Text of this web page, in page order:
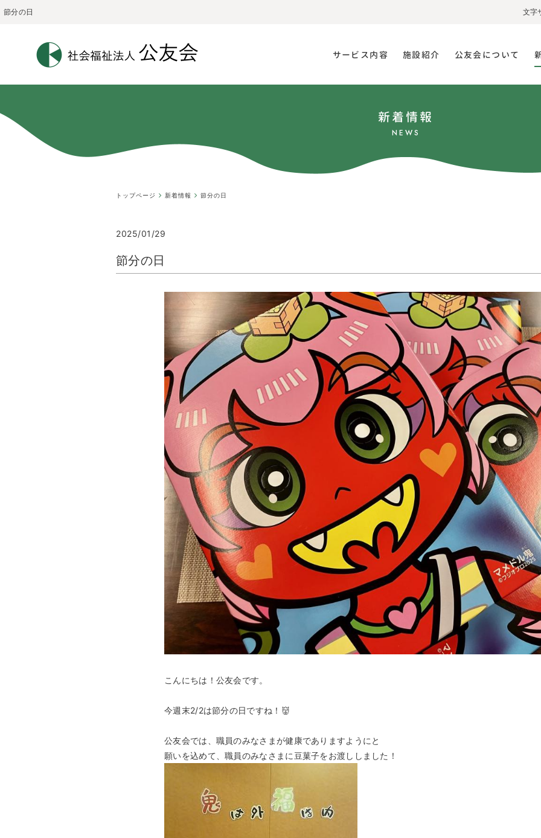
節分の日 文字
サービス内容 施設紹介 公友会について
新着情報
NEWS
トップページ 新着情報 節分の日
2025/01/29
節分の日
こんにちは！公友会です。
今週末2/2は節分の日ですね！👹
公友会では、職員のみなさまが健康でありますようにと
願いを込めて、職員のみなさまに豆菓子をお渡ししました！